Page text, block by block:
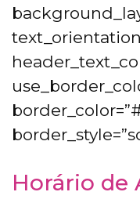
Horário de